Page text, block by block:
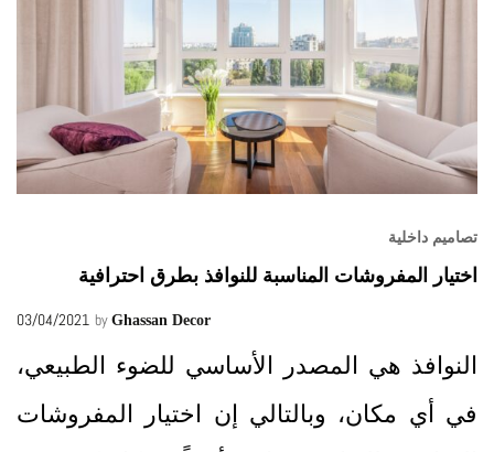
تصاميم داخلية
اختيار المفروشات المناسبة للنوافذ بطرق احترافية
03/04/2021 by Ghassan Decor
النوافذ هي المصدر الأساسي للضوء الطبيعي،
في أي مكان، وبالتالي إن اختيار المفروشات